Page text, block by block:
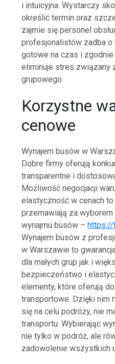
i intuicyjna. Wystarczy
określić termin oraz
zajmie się personel
profesjonalistów zadba o
gotowe na czas i
eliminuje stres związany
grupowego.
Korzystne
cenowe
Wynajem busów w
Dobre firmy oferują
transparentne i
Możliwość negocjacji
elastyczność w cenach
przemawiają za
wynajmu busów –https://
Wynajem busów z
w Warszawie to
dla małych grup jak i
bezpieczeństwo i
elementy, które oferują
transportowe. Dzięki nim
się na celu podróży, nie
transportu. Wybierając
nie tylko w podróż, ale
zadowolenie wszystkich